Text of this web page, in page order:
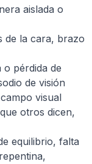
aislada o
de la cara, brazo
pérdida de
de visión
visual
otros dicen,
equilibrio, falta